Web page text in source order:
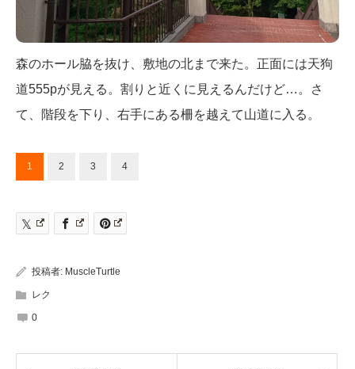
森のホール脇を抜け、敷地の北まで来た。正面には天狗
道555pが見える。割りと近くに見えるんだけど…。さ
て、階段を下り、右手にある柵を越えて山道に入る。
1 2 3 4
投稿者: MuscleTurtle
レク
0